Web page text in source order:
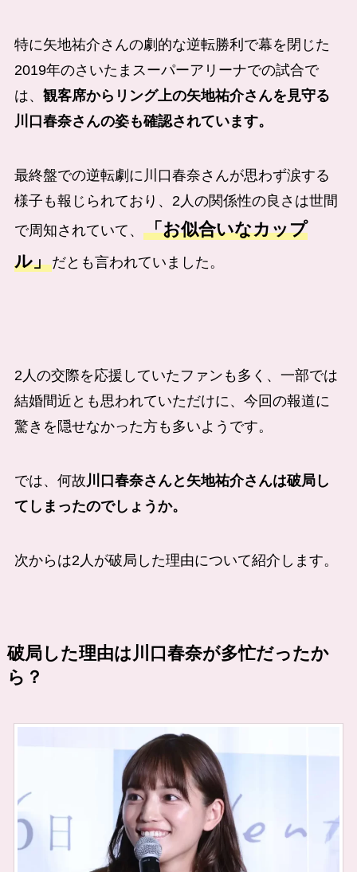
特に矢地祐介さんの劇的な逆転勝利で幕を閉じた
2019年のさいたまスーパーアリーナでの試合で
は、 観客席からリング上の矢地祐介さんを見守る
川口春奈さんの姿も確認されています。
最終盤での逆転劇に川口春奈さんが思わず涙する
様子も報じられており、2人の関係性の良さは世間
で周知されていて、 「お似合いなカップ
ル」だとも言われていました。
2人の交際を応援していたファンも多く、一部では
結婚間近とも思われていただけに、今回の報道に
驚きを隠せなかった方も多いようです。
では、何故川口春奈さんと 矢地祐介さんは破局し
てしまったのでしょうか。
次からは2人が破局した理由について紹介します。
破局した理由は川口春奈が多忙だったか
ら？